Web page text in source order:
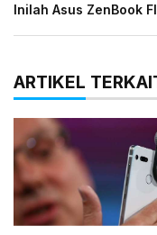
Inilah Asus ZenBook
ARTIKEL